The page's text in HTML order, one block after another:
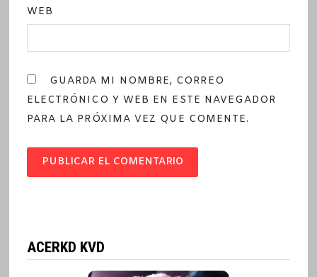
WEB
GUARDA MI NOMBRE, CORREO
ELECTRÓNICO Y WEB EN ESTE NAVEGADOR
PARA LA PRÓXIMA VEZ QUE COMENTE.
ACERKD KVD